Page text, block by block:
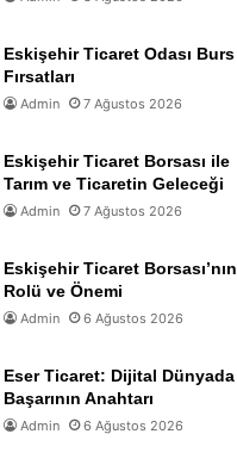
Eskişehir Ticaret Odası Burs
Fırsatları
Admin 7 Ağustos 2026
Eskişehir Ticaret Borsası ile
Tarım ve Ticaretin Geleceği
Admin 7 Ağustos 2026
Eskişehir Ticaret Borsası’nın
Rolü ve Önemi
Admin 6 Ağustos 2026
Eser Ticaret: Dijital Dünyada
Başarının Anahtarı
Admin 6 Ağustos 2026